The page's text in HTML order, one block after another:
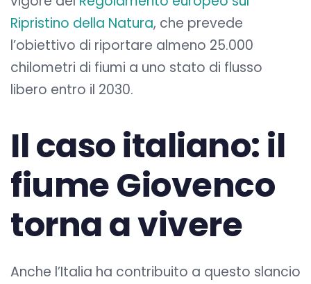
Ripristino della Natura, che prevede
l’obiettivo di riportare almeno 25.000
chilometri di fiumi a uno stato di flusso
libero entro il 2030.
Il caso italiano: il
fiume Giovenco
torna a vivere
Anche l’Italia ha contribuito a questo slancio